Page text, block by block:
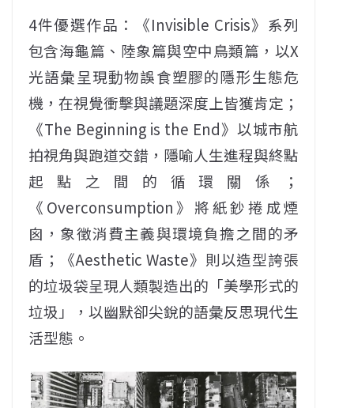
4件優選作品：《Invisible Crisis》系列
包含海龜篇、陸象篇與空中鳥類篇，以X
光語彙呈現動物誤食塑膠的隱形生態危
機，在視覺衝擊與議題深度上皆獲肯定；
《The Beginning is the End》以城市航
拍視角與跑道交錯，隱喻人生進程與終點
起點之間的循環關係；
《Overconsumption》將紙鈔捲成煙
囪，象徵消費主義與環境負擔之間的矛
盾；《Aesthetic Waste》則以造型誇張
的垃圾袋呈現人類製造出的「美學形式的
垃圾」，以幽默卻尖銳的語彙反思現代生
活型態。